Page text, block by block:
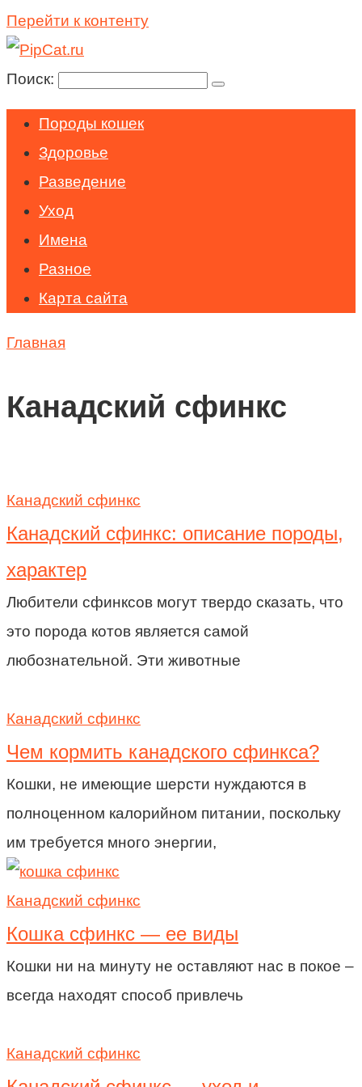
Перейти к контенту
Поиск:
Породы кошек
Здоровье
Разведение
Уход
Имена
Разное
Карта сайта
Главная
Канадский сфинкс
Канадский сфинкс
Канадский сфинкс: описание породы,
характер
Любители сфинксов могут твердо сказать, что
это порода котов является самой
любознательной. Эти животные
Канадский сфинкс
Чем кормить канадского сфинкса?
Кошки, не имеющие шерсти нуждаются в
полноценном калорийном питании, поскольку
им требуется много энергии,
Канадский сфинкс
Кошка сфинкс — ее виды
Кошки ни на минуту не оставляют нас в покое –
всегда находят способ привлечь
Канадский сфинкс